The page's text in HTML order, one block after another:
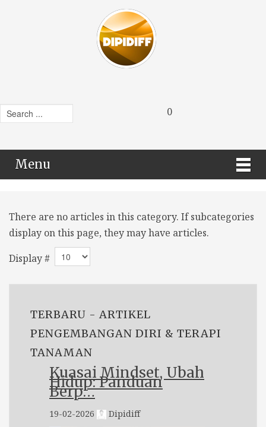
0
Menu
There are no articles in this category. If subcategories
display on this page, they may have articles.
Display #
TERBARU - ARTIKEL
PENGEMBANGAN DIRI & TERAPI
TANAMAN
Kuasai Mindset, Ubah
Hidup: Panduan
Berp…
19-02-2026 Dipidiff